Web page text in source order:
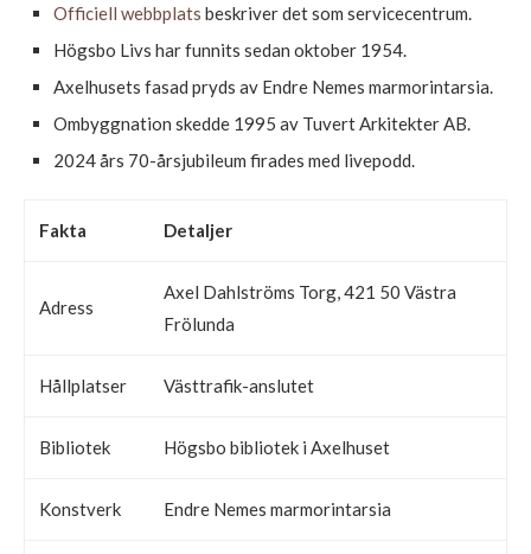
Officiell webbplats beskriver det som servicecentrum.
Högsbo Livs har funnits sedan oktober 1954.
Axelhusets fasad pryds av Endre Nemes marmorintarsia.
Ombyggnation skedde 1995 av Tuvert Arkitekter AB.
2024 års 70-årsjubileum firades med livepodd.
Fakta Detaljer
Adress
Axel Dahlströms Torg, 421 50 Västra
Frölunda
Hållplatser Västtrafik-anslutet
Bibliotek Högsbo bibliotek i Axelhuset
Konstverk Endre Nemes marmorintarsia